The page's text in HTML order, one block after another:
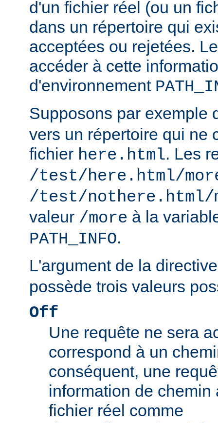
d'un fichier réel (ou un
dans un répertoire qui
acceptées ou rejetées.
accéder à cette
d'environnement
Supposons par exemple
vers un répertoire qui ne
fichier here.html. Les
/test/here.html/
/test/nothere.html/
valeur /more à la
PATH_INFO.
L'argument de la
possède trois valeurs
Off
Une requête ne sera
correspond à un
conséquent, une
information de chemin
fichier réel comme